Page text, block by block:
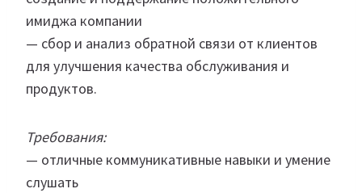
имиджа компании
— сбор и анализ обратной связи от клиентов
для улучшения качества обслуживания и
продуктов.
Требования:
— отличные коммуникативные навыки и умение
слушать